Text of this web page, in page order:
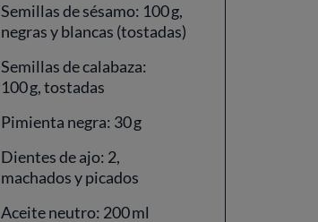
Semillas de sésamo: 100 g,
negras y blancas (tostadas)
Semillas de calabaza:
100 g, tostadas
Pimienta negra: 30 g
Dientes de ajo: 2,
machados y picados
Aceite neutro: 200 ml